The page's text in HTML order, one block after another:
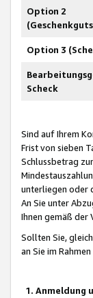
Option 2
Option 3
Scheck
Sind auf Ihrem
Frist von sieben
Schlussbetrag
unterliegen oder
An Sie unter
Ihnen gemäß der
Sollten Sie,
an Sie im
1. Anmeldung